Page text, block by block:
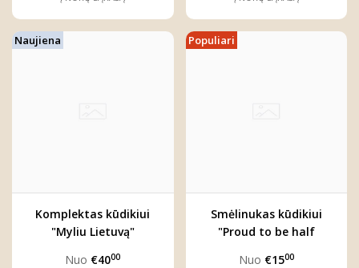
Naujiena
Komplektas kūdikiui
"Myliu Lietuvą"
Nuo €4000
Populiari
Smėlinukas kūdikiui
"Proud to be half
Nuo €1500